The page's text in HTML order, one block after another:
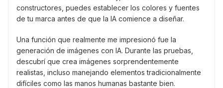
constructores, puedes establecer los colores y fuentes
de tu marca antes de que la IA comience a diseñar.
Una función que realmente me impresionó fue la
generación de imágenes con IA. Durante las pruebas,
descubrí que crea imágenes sorprendentemente
realistas, incluso manejando elementos tradicionalmente
difíciles como las manos humanas bastante bien.